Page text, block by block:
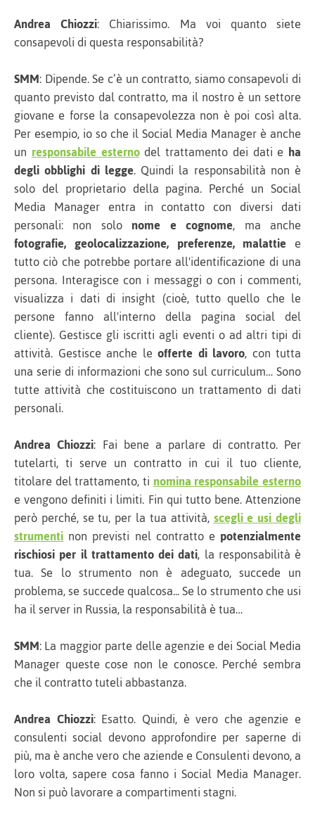
Andrea Chiozzi: Chiarissimo. Ma voi quanto siete
consapevoli di questa responsabilità?
SMM: Dipende. Se c’è un contratto, siamo consapevoli di
quanto previsto dal contratto, ma il nostro è un settore
giovane e forse la consapevolezza non è poi così alta.
Per esempio, io so che il Social Media Manager è anche
unresponsabile esternodel trattamento dei dati e ha
degli obblighi di legge. Quindi la responsabilità non è
solo del proprietario della pagina. Perché un Social
Media Manager entra in contatto con diversi dati
personali: non solo nome e cognome, ma anche
fotografie, geolocalizzazione, preferenze, malattie e
tutto ciò che potrebbe portare all'identificazione di una
persona. Interagisce con i messaggi o con i commenti,
visualizza i dati di insight (cioè, tutto quello che le
persone fanno all'interno della pagina social del
cliente). Gestisce gli iscritti agli eventi o ad altri tipi di
attività. Gestisce anche le offerte di lavoro, con tutta
una serie di informazioni che sono sul curriculum… Sono
tutte attività che costituiscono un trattamento di dati
personali.
Andrea Chiozzi: Fai bene a parlare di contratto. Per
tutelarti, ti serve un contratto in cui il tuo cliente,
titolare del trattamento, tinomina responsabile esterno
e vengono definiti i limiti. Fin qui tutto bene. Attenzione
però perché, se tu, per la tua attività,scegli e usi degli
strumenti non previsti nel contratto e potenzialmente
rischiosi per il trattamento dei dati, la responsabilità è
tua. Se lo strumento non è adeguato, succede un
problema, se succede qualcosa... Se lo strumento che usi
ha il server in Russia, la responsabilità è tua…
SMM: La maggior parte delle agenzie e dei Social Media
Manager queste cose non le conosce. Perché sembra
che il contratto tuteli abbastanza.
Andrea Chiozzi: Esatto. Quindi, è vero che agenzie e
consulenti social devono approfondire per saperne di
più, ma è anche vero che aziende e Consulenti devono, a
loro volta, sapere cosa fanno i Social Media Manager.
Non si può lavorare a compartimenti stagni.